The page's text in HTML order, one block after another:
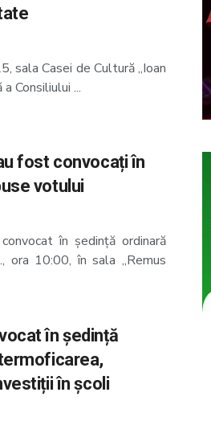
sala Casei de Cultură „Ioan
Consiliului ...
fost convocați în
votului
în ședință ordinară
ora 10:00, în sala „Remus
în ședință
în școli